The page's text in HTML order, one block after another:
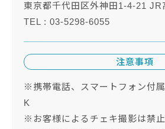
東京都千代田区外神田1-4-21 JR
TEL : 03-5298-6055
注意事項
※携帯電話、スマートフォン付
K
※お客様によるチェキ撮影は禁